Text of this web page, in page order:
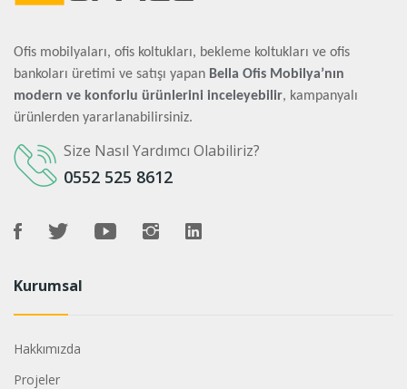
Ofis mobilyaları, ofis koltukları, bekleme koltukları ve ofis
bankoları üretimi ve satışı yapan Bella Ofis Mobilya’nın
modern ve konforlu ürünlerini inceleyebilir, kampanyalı
ürünlerden yararlanabilirsiniz.
Size Nasıl Yardımcı Olabiliriz?
0552 525 8612
Kurumsal
Hakkımızda
Projeler